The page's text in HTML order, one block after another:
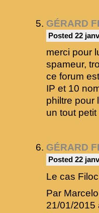
GÉRARD
Posted 22
merci pour
spameur,
ce forum
IP et 10
philtre pour
un tout
GÉRARD
Posted 22
Le cas
Par
21/01/2015